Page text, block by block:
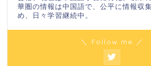
華圏の情報は中国語で、公平に情報収
め、日々学習継続中。
＼ Follow me ／